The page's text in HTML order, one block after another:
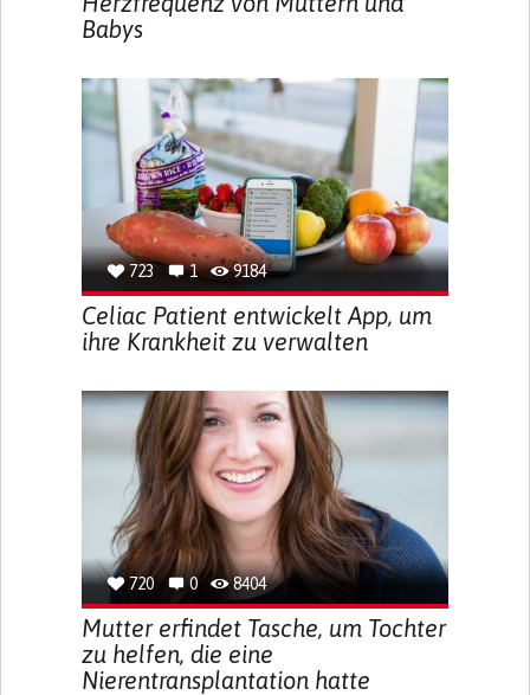
Babys
723 1 9184
Celiac Patient entwickelt App, um
ihre Krankheit zu verwalten
720 0 8404
Mutter erfindet Tasche, um Tochter
zu helfen, die eine
Nierentransplantation hatte